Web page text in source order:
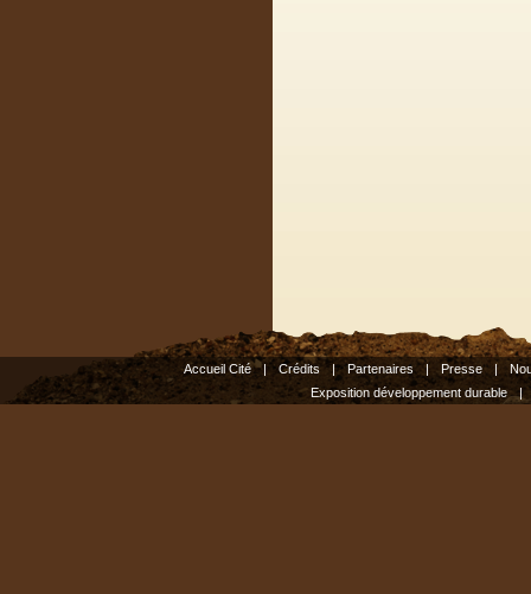
Accueil Cité | Crédits | Partenaires | Presse |
Exposition développement durable
|